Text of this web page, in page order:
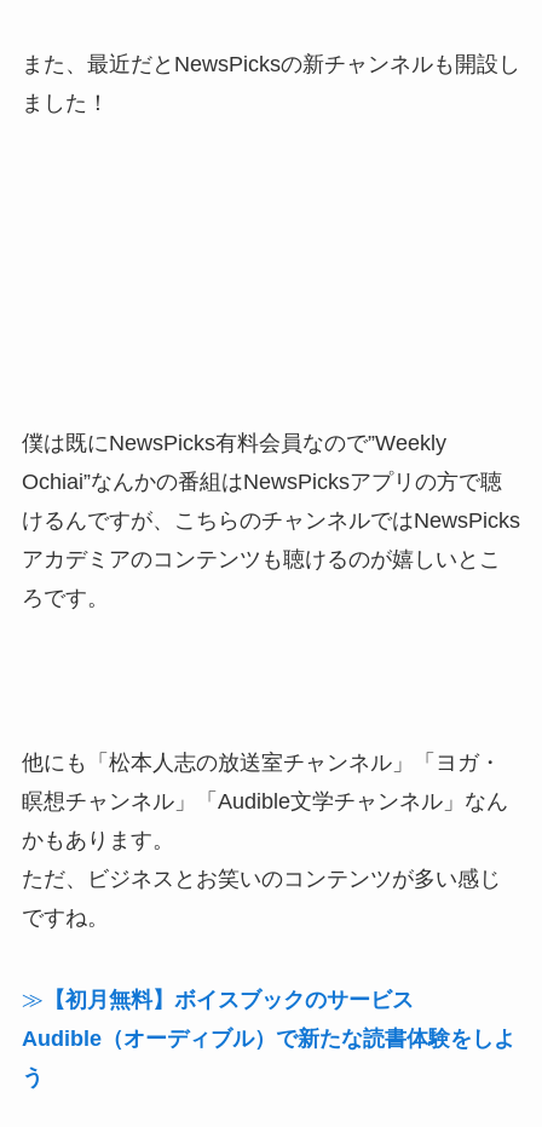
また、最近だとNewsPicksの新チャンネルも開設し
ました！
僕は既にNewsPicks有料会員なので”Weekly
Ochiai”なんかの番組はNewsPicksアプリの方で聴
けるんですが、こちらのチャンネルではNewsPicks
アカデミアのコンテンツも聴けるのが嬉しいとこ
ろです。
他にも「松本人志の放送室チャンネル」「ヨガ・
瞑想チャンネル」「Audible文学チャンネル」なん
かもあります。
ただ、ビジネスとお笑いのコンテンツが多い感じ
ですね。
≫ 【初月無料】ボイスブックのサービス
Audible（オーディブル）で新たな読書体験をしよ
う